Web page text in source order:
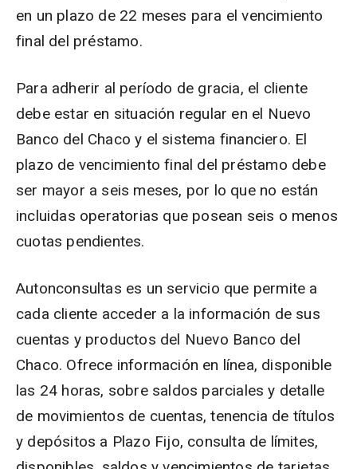
en un plazo de 22 meses para el vencimiento
final del préstamo.
Para adherir al período de gracia, el cliente
debe estar en situación regular en el Nuevo
Banco del Chaco y el sistema financiero. El
plazo de vencimiento final del préstamo debe
ser mayor a seis meses, por lo que no están
incluidas operatorias que posean seis o menos
cuotas pendientes.
Autonconsultas es un servicio que permite a
cada cliente acceder a la información de sus
cuentas y productos del Nuevo Banco del
Chaco. Ofrece información en línea, disponible
las 24 horas, sobre saldos parciales y detalle
de movimientos de cuentas, tenencia de títulos
y depósitos a Plazo Fijo, consulta de límites,